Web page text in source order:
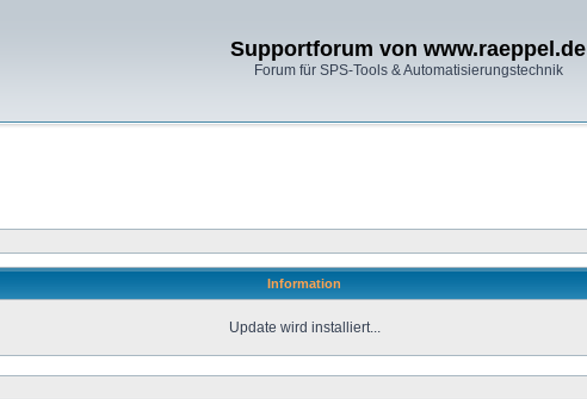
Supportforum von www.raeppel.de
Forum für SPS-Tools & Automatisierungstechnik
Information
Update wird installiert...